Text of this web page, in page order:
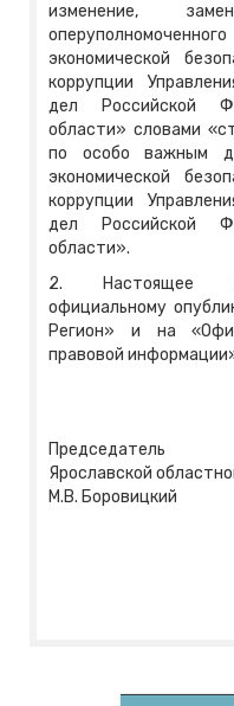
изменение,
экономической
коррупции
дел Российской
области» словами
по особо важным
экономической
коррупции
дел Российской
области».
2. Настоящее
официальному
Регион» и на
правовой
Председатель
М.В. Боровицкий